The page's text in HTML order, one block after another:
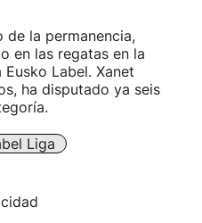
la permanencia,
en las regatas en la
Label. Xanet
ha disputado ya seis
Liga